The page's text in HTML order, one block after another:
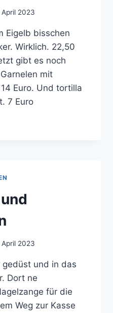
April 2023
Eigelb bisschen
Wirklich. 22,50
gibt es noch
mit
Euro. Und tortilla
7 Euro
April 2023
gedüst und in das
Dort ne
für die
Weg zur Kasse